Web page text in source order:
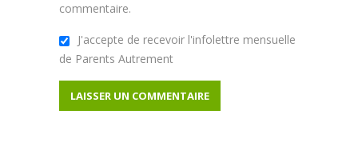
commentaire.
J'accepte de recevoir l'infolettre mensuelle
de Parents Autrement